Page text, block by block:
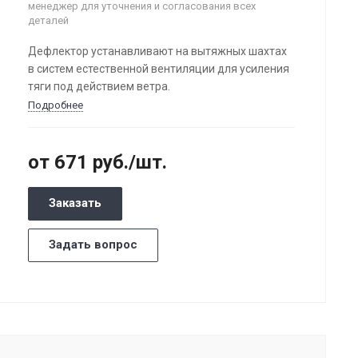
менеджер для уточнения и согласования всех
деталей
Дефлектор устанавливают на вытяжных шахтах
в систем естественной вентиляции для усиления
тяги под действием ветра.
Подробнее
от 671 руб./шт.
Заказать
Задать вопрос